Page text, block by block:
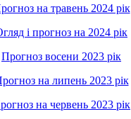
на травень 2024 рік
і прогноз на 2024 рік
Прогноз восени 2023 рік
на липень 2023 рік
на червень 2023 рік